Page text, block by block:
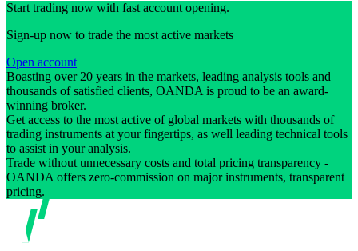
Start trading now with fast account opening.
Sign-up now to trade the most active markets
Open account
Boasting over 20 years in the markets, leading analysis tools and
thousands of satisfied clients, OANDA is proud to be an award-
winning broker.
Get access to the most active of global markets with thousands of
trading instruments at your fingertips, as well leading technical tools
to assist in your analysis.
Trade without unnecessary costs and total pricing transparency -
OANDA offers zero-commission on major instruments, transparent
pricing.